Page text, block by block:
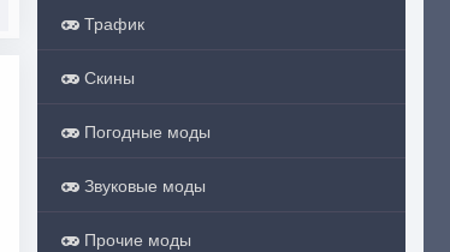
Трафик
Скины
Погодные моды
Звуковые моды
Прочие моды